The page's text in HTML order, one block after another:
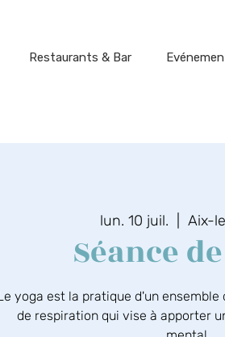
Restaurants & Bar
lun. 10 juil. Aix-
Séance
yoga est la pratique d'un
de respiration qui vise à apporter